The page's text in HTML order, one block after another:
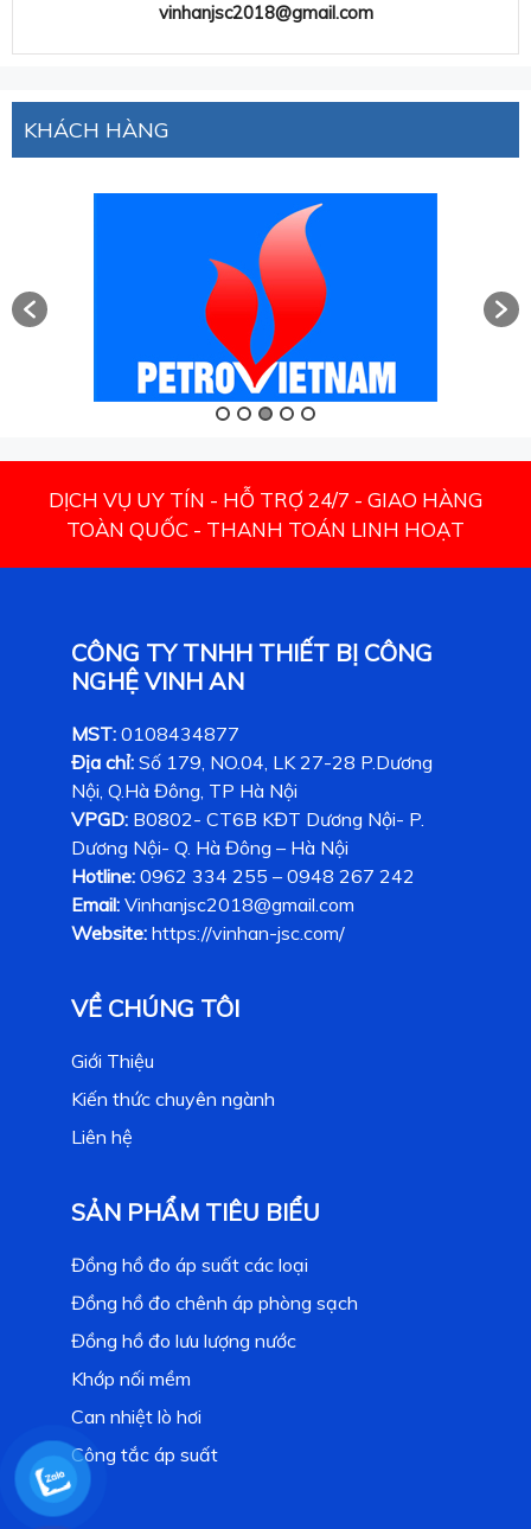
vinhanjsc2018@gmail.com
KHÁCH HÀNG
DỊCH VỤ UY TÍN - HỖ TRỢ 24/7 - GIAO HÀNG
TOÀN QUỐC - THANH TOÁN LINH HOẠT
CÔNG TY TNHH THIẾT BỊ CÔNG
NGHỆ VINH AN
MST: 0108434877
Địa chỉ: Số 179, NO.04, LK 27-28 P.Dương
Nội, Q.Hà Đông, TP Hà Nội
VPGD: B0802- CT6B KĐT Dương Nội- P.
Dương Nội- Q. Hà Đông – Hà Nội
Hotline: 0962 334 255 – 0948 267 242
Email: Vinhanjsc2018@gmail.com
Website: https://vinhan-jsc.com/
VỀ CHÚNG TÔI
Giới Thiệu
Kiến thức chuyên ngành
Liên hệ
SẢN PHẨM TIÊU BIỂU
Đồng hồ đo áp suất các loại
Đồng hồ đo chênh áp phòng sạch
Đồng hồ đo lưu lượng nước
Khớp nối mềm
Can nhiệt lò hơi
Công tắc áp suất